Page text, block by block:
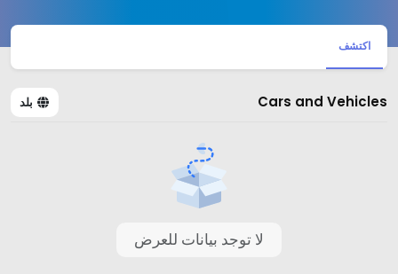
اكتشف
Cars and Vehicles بلد
لا توجد بيانات للعرض